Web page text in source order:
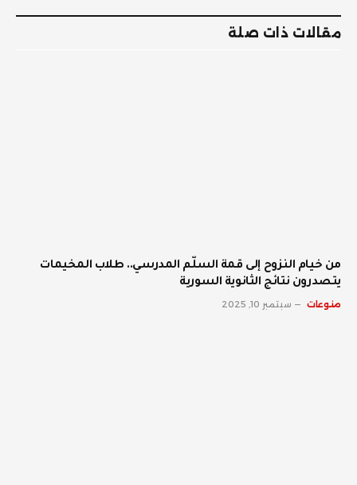
مقالات ذات صلة
من خيام النزوح إلى قمة السلّم المدرسي.. طلاب المخيمات
يتصدرون نتائج الثانوية السورية
منوعات سبتمبر 10, 2025